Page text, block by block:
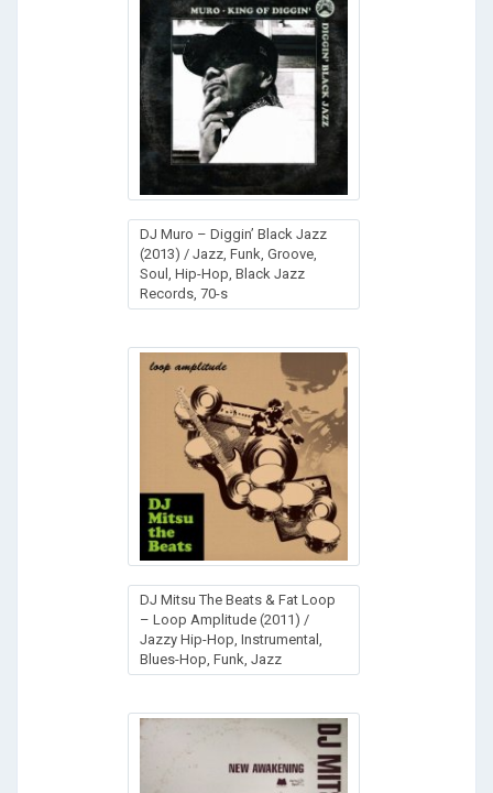
DJ Muro – Diggin’ Black Jazz
(2013) / Jazz, Funk, Groove,
Soul, Hip-Hop, Black Jazz
Records, 70-s
DJ Mitsu The Beats & Fat Loop
– Loop Amplitude (2011) /
Jazzy Hip-Hop, Instrumental,
Blues-Hop, Funk, Jazz